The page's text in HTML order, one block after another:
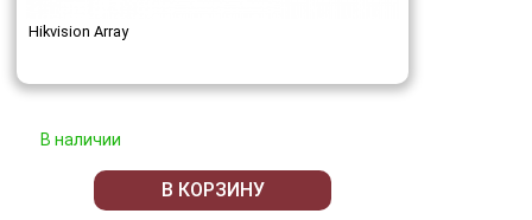
Hikvision Array
В наличии
В КОРЗИНУ